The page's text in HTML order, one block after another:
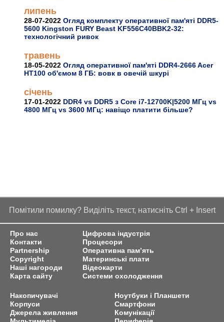
липень
28-07-2022 Огляд комплекту оперативної пам'яті DDR5-
5600 Kingston FURY Beast KF556C40BBK2-32:
технологічний ривок
травень
18-05-2022 Огляд оперативної пам'яті DDR4-2666 Acer
HT100 об'ємом 8 ГБ: вовк в овечій шкурі
січень
17-01-2022 DDR4 vs DDR5 з Core i7-12700K|5200 МГц vs
4800 МГц vs 3600 МГц: навіщо платити більше?
Помітили помилку? Виділіть текст, натисніть Ctrl + Insert
Про нас
Контакти
Partnership
Copyright
Наші нагороди
Карта сайту
Цифрова індустрія
Процесори
Оперативна пам’ять
Материнські плати
Відеокарти
Системи охолодження
Накопичувачі
Корпуси
Джерела живлення
Ноутбуки і Планшети
Смартфони
Комунікації